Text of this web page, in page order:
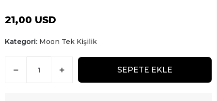
21,00 USD
Kategori: Moon Tek Kişilik
SEPETE EKLE